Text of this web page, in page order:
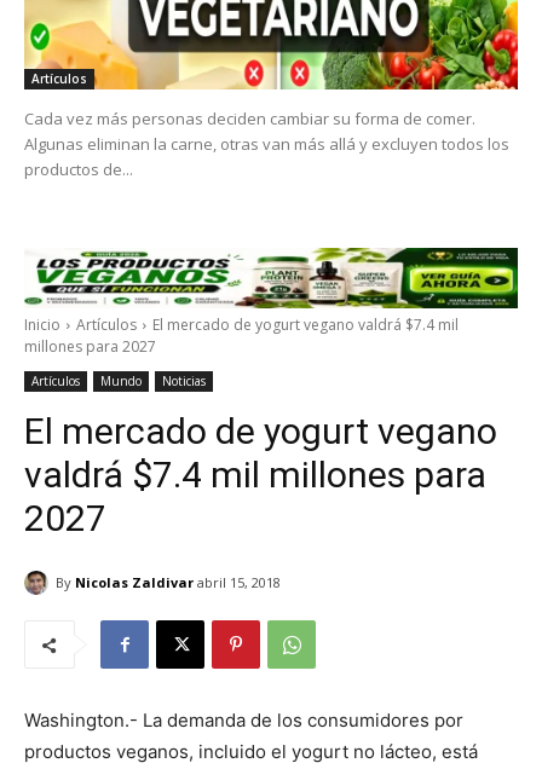
Artículos
Cada vez más personas deciden cambiar su forma de comer.
Algunas eliminan la carne, otras van más allá y excluyen todos los
productos de...